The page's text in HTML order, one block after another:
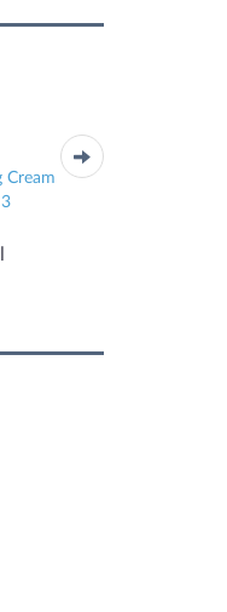
Cream